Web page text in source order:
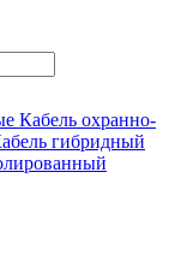
Кабель охранно-
гибридный